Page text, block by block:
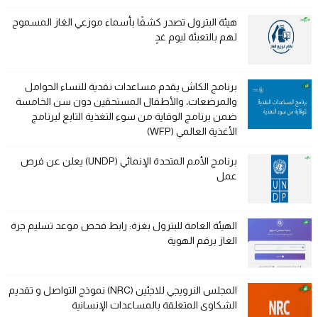
هيئة البترول تصدر كشفًا بأسماء موزعي الغاز المسموح
لهم بالتعبئة ليوم غدٍ
برنامج الكاش يقدم مساعدات نقدية للنساء الحوامل
والمرضعات، والأطفال المستحقين دون سن الخامسة
ضمن برنامج الوقاية من سوء التغذية التابع لبرنامج
الأغذية العالمي (WFP)
برنامج الأمم المتحدة الإنمائي (UNDP) يعلن عن فرص
عمل
الهيئة العامة للبترول بغزة: رابط فحص موعد تسليم جرة
الغاز برقم الهوية
المجلس النرويجي للاجئين (NRC) نموذج التواصل و تقديم
الشكاوى المتعلقة بالمساعدات الإنسانية